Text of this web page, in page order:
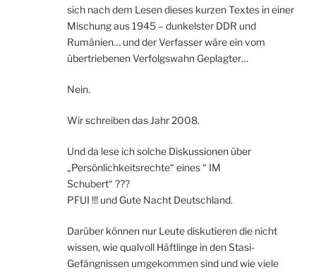
sich nach dem Lesen dieses kurzen Textes in einer
Mischung aus 1945 – dunkelster DDR und
Rumänien… und der Verfasser wäre ein vom
übertriebenen Verfolgswahn Geplagter…
Nein.
Wir schreiben das Jahr 2008.
Und da lese ich solche Diskussionen über
„Persönlichkeitsrechte“ eines “ IM
Schubert“ ???
PFUI !!! und Gute Nacht Deutschland.
Darüber können nur Leute diskutieren die nicht
wissen, wie qualvoll Häftlinge in den Stasi-
Gefängnissen umgekommen sind und wie viele